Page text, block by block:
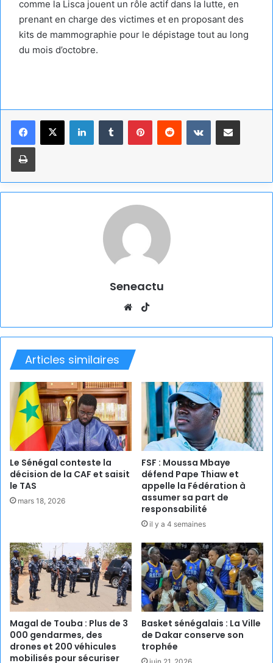
comme la Lisca jouent un rôle actif dans la lutte, en
prenant en charge des victimes et en proposant des
kits de mammographie pour le dépistage tout au long
du mois d’octobre.
LinkedinTumblr PinterestReddit VKontaktePartager par email
Imprimer
Seneactu
Website
Articles similaires
Le Sénégal conteste la
décision de la CAF et saisit
le TAS
mars 18, 2026
FSF : Moussa Mbaye
défend Pape Thiaw et
appelle la Fédération à
assumer sa part de
responsabilité
il y a 4 semaines
Magal de Touba : Plus de 3
000 gendarmes, des
drones et 200 véhicules
mobilisés pour sécuriser
Basket sénégalais : La Ville
de Dakar conserve son
trophée